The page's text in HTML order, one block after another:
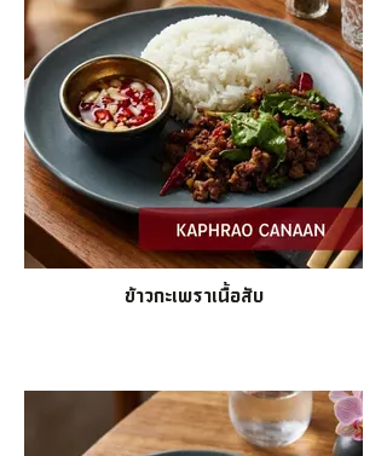
ข้าวกะเพราเนื้อสับ